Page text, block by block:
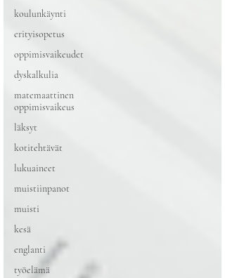
koulunkäynti
erityisopetus
oppimisvaikeudet
dyskalkulia
matemaattinen
oppimisvaikeus
läksyt
kotitehtävät
lukuaineet
muistiinpanot
muisti
kesä
englanti
työelämä